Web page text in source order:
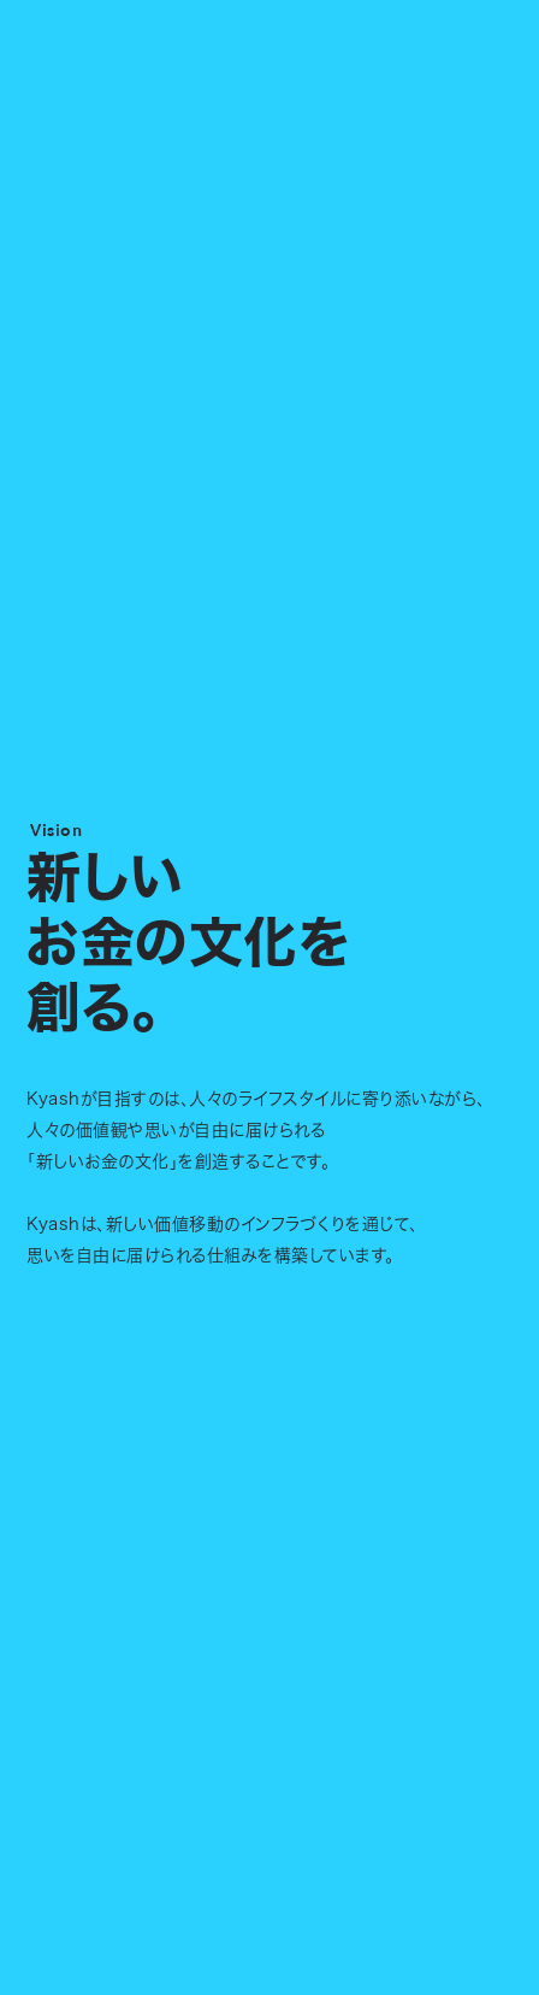
Vision
新しい
お金の文化を
創る。
Kyashが目指すのは、人々のライフスタイルに寄り添いながら、
人々の価値観や思いが自由に届けられる
「新しいお金の文化」を創造することです。
Kyashは、新しい価値移動のインフラづくりを通じて、
思いを自由に届けられる仕組みを構築しています。